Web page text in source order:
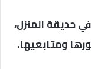
حديقة المنزل،
ومتابعيها.